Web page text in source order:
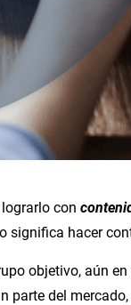
lograrlo con
significa hacer
objetivo, aún
parte del